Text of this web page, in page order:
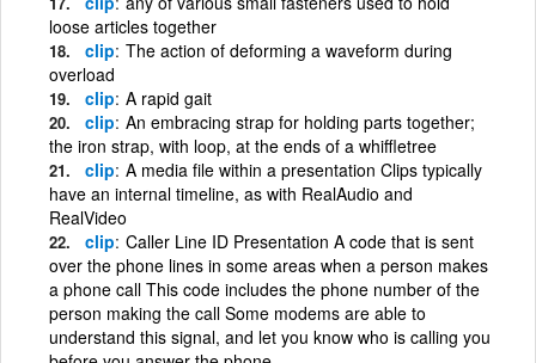
loose articles together
clip The action of deforming a waveform during
overload
clip A rapid gait
clip An embracing strap for holding parts together;
the iron strap, with loop, at the ends of a whiffletree
clip A media file within a presentation Clips typically
have an internal timeline, as with RealAudio and
RealVideo
clip Caller Line ID Presentation A code that is sent
over the phone lines in some areas when a person makes
a phone call This code includes the phone number of the
person making the call Some modems are able to
understand this signal, and let you know who is calling you